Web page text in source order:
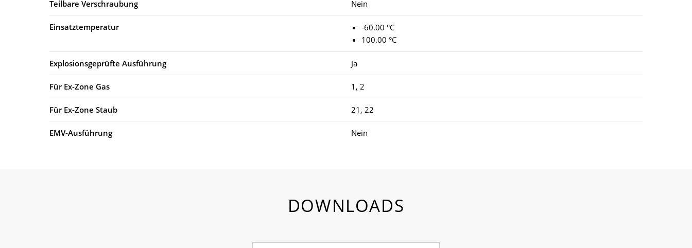
Teilbare Verschraubung Nein
Einsatztemperatur
-60.00 °C
100.00 °C
Explosionsgeprüfte Ausführung Ja
Für Ex-Zone Gas 1, 2
Für Ex-Zone Staub 21, 22
EMV-Ausführung Nein
DOWNLOADS